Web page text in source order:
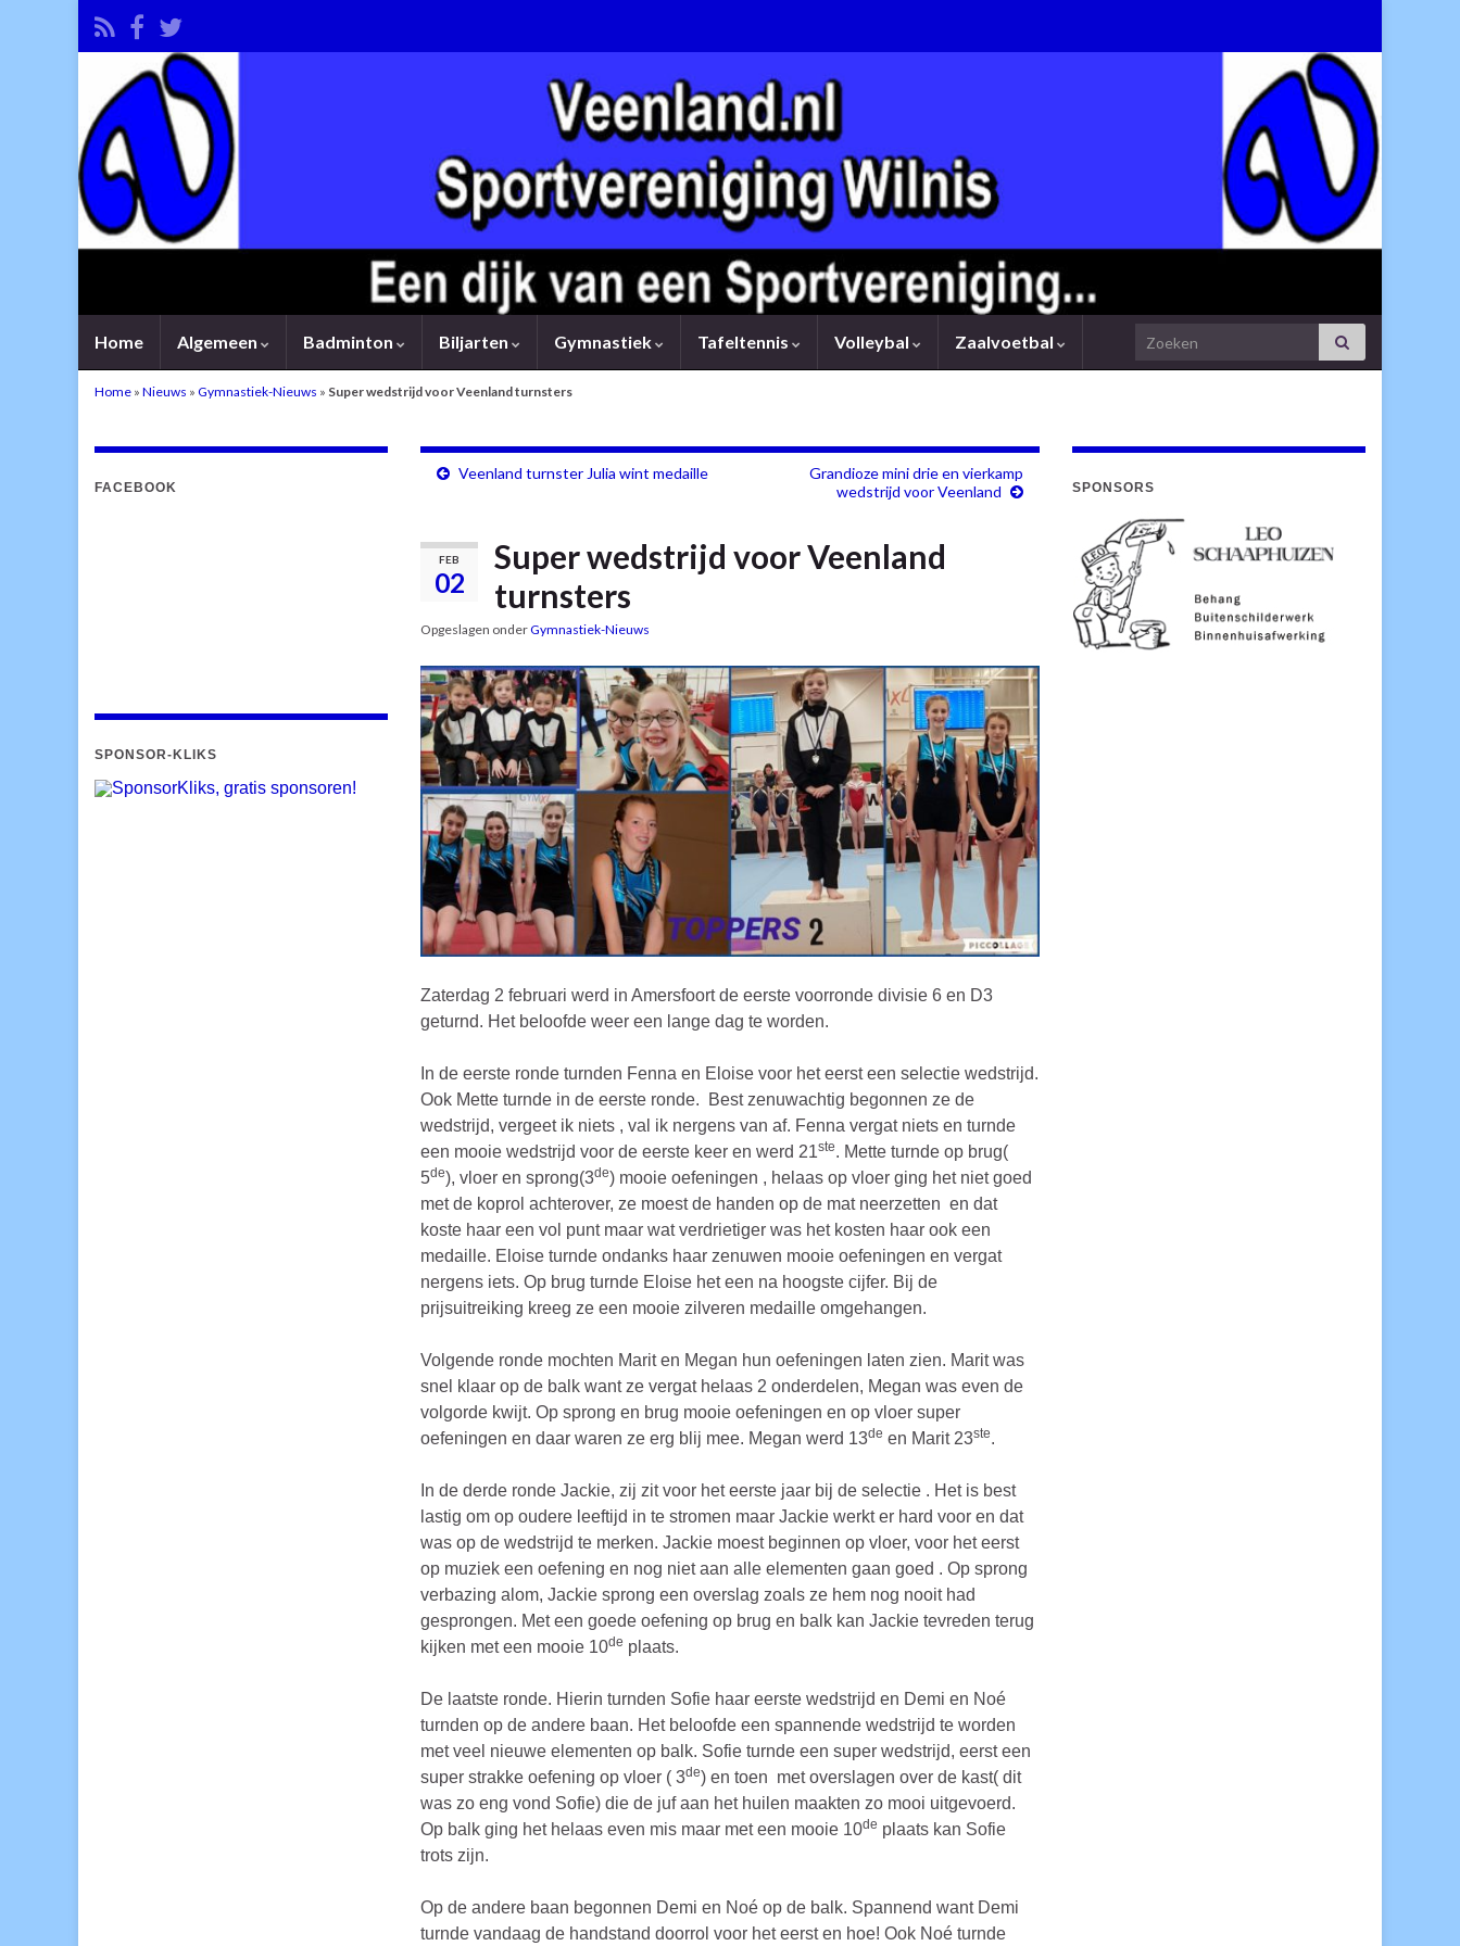
Home Algemeen Badminton Biljarten Gymnastiek Tafeltennis Volleybal Zaalvoetbal Search for:
Home » Nieuws » Gymnastiek-Nieuws » Super wedstrijd voor Veenland turnsters
Veenland turnster Julia wint medaille
Grandioze mini drie en vierkamp
wedstrijd voor Veenland
FEB
02
Super wedstrijd voor Veenland
turnsters
Opgeslagen onderGymnastiek-Nieuws
Zaterdag 2 februari werd in Amersfoort de eerste voorronde divisie 6 en D3
geturnd. Het beloofde weer een lange dag te worden.
In de eerste ronde turnden Fenna en Eloise voor het eerst een selectie wedstrijd.
Ook Mette turnde in de eerste ronde. Best zenuwachtig begonnen ze de
wedstrijd, vergeet ik niets , val ik nergens van af. Fenna vergat niets en turnde
een mooie wedstrijd voor de eerste keer en werd 21ste. Mette turnde op brug(
5de), vloer en sprong(3de) mooie oefeningen , helaas op vloer ging het niet goed
met de koprol achterover, ze moest de handen op de mat neerzetten en dat
koste haar een vol punt maar wat verdrietiger was het kosten haar ook een
medaille. Eloise turnde ondanks haar zenuwen mooie oefeningen en vergat
nergens iets. Op brug turnde Eloise het een na hoogste cijfer. Bij de
prijsuitreiking kreeg ze een mooie zilveren medaille omgehangen.
Volgende ronde mochten Marit en Megan hun oefeningen laten zien. Marit was
snel klaar op de balk want ze vergat helaas 2 onderdelen, Megan was even de
volgorde kwijt. Op sprong en brug mooie oefeningen en op vloer super
oefeningen en daar waren ze erg blij mee. Megan werd 13de en Marit 23ste.
In de derde ronde Jackie, zij zit voor het eerste jaar bij de selectie . Het is best
lastig om op oudere leeftijd in te stromen maar Jackie werkt er hard voor en dat
was op de wedstrijd te merken. Jackie moest beginnen op vloer, voor het eerst
op muziek een oefening en nog niet aan alle elementen gaan goed . Op sprong
verbazing alom, Jackie sprong een overslag zoals ze hem nog nooit had
gesprongen. Met een goede oefening op brug en balk kan Jackie tevreden terug
kijken met een mooie 10de plaats.
De laatste ronde. Hierin turnden Sofie haar eerste wedstrijd en Demi en Noé
turnden op de andere baan. Het beloofde een spannende wedstrijd te worden
met veel nieuwe elementen op balk. Sofie turnde een super wedstrijd, eerst een
super strakke oefening op vloer ( 3de) en toen met overslagen over de kast( dit
was zo eng vond Sofie) die de juf aan het huilen maakten zo mooi uitgevoerd.
Op balk ging het helaas even mis maar met een mooie 10de plaats kan Sofie
trots zijn.
Op de andere baan begonnen Demi en Noé op de balk. Spannend want Demi
turnde vandaag de handstand doorrol voor het eerst en hoe! Ook Noé turnde
FACEBOOK
SPONSOR-KLIKS
SPONSORS